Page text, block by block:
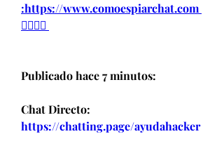
:https://www.comoespiarchat.com
👈🏻👈🏻
Publicado hace 7 minutos:
Chat Directo:
https://chatting.page/ayudahacker